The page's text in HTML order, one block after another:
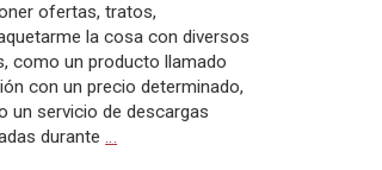
ofertas, tratos,
la cosa con diversos
como un producto llamado
con un precio determinado,
un servicio de descargas
durante…